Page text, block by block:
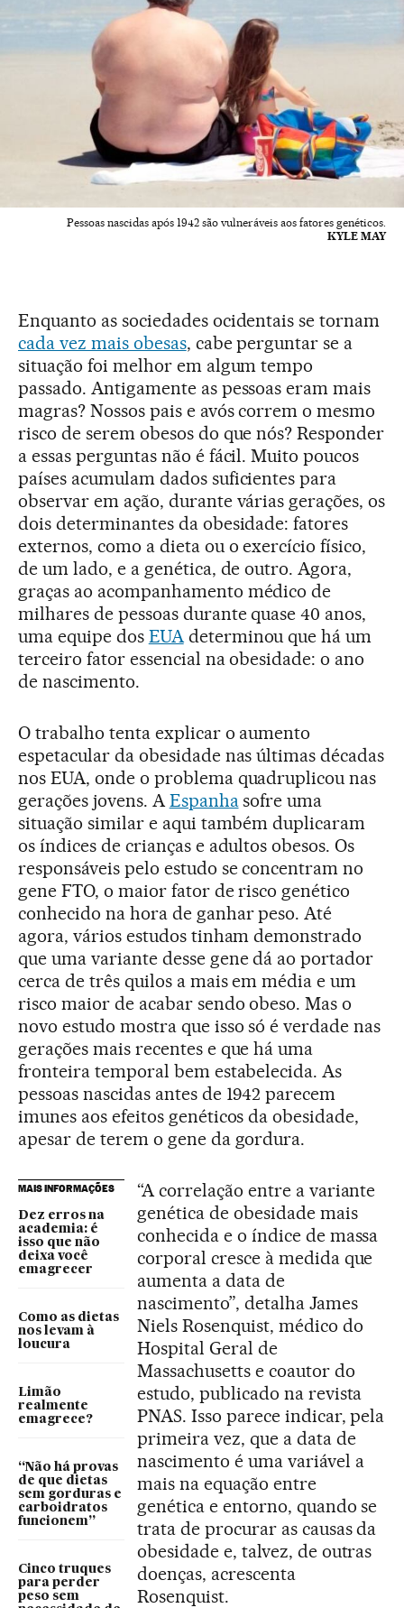
Pessoas nascidas após 1942 são vulneráveis aos fatores genéticos.
KYLE MAY
Enquanto as sociedades ocidentais se tornam
cada vez mais obesas, cabe perguntar se a
situação foi melhor em algum tempo
passado. Antigamente as pessoas eram mais
magras? Nossos pais e avós correm o mesmo
risco de serem obesos do que nós? Responder
a essas perguntas não é fácil. Muito poucos
países acumulam dados suficientes para
observar em ação, durante várias gerações, os
dois determinantes da obesidade: fatores
externos, como a dieta ou o exercício físico,
de um lado, e a genética, de outro. Agora,
graças ao acompanhamento médico de
milhares de pessoas durante quase 40 anos,
uma equipe dos EUAdeterminou que há um
terceiro fator essencial na obesidade: o ano
de nascimento.
O trabalho tenta explicar o aumento
espetacular da obesidade nas últimas décadas
nos EUA, onde o problema quadruplicou nas
gerações jovens. AEspanhasofre uma
situação similar e aqui também duplicaram
os índices de crianças e adultos obesos. Os
responsáveis pelo estudo se concentram no
gene FTO, o maior fator de risco genético
conhecido na hora de ganhar peso. Até
agora, vários estudos tinham demonstrado
que uma variante desse gene dá ao portador
cerca de três quilos a mais em média e um
risco maior de acabar sendo obeso. Mas o
novo estudo mostra que isso só é verdade nas
gerações mais recentes e que há uma
fronteira temporal bem estabelecida. As
pessoas nascidas antes de 1942 parecem
imunes aos efeitos genéticos da obesidade,
apesar de terem o gene da gordura.
MAIS INFORMAÇÕES
Dez erros na
academia: é
isso que não
deixa você
emagrecer
Como as dietas
nos levam à
loucura
Limão
realmente
emagrece?
“Não há provas
de que dietas
sem gorduras e
carboidratos
funcionem”
Cinco truques
para perder
peso sem
“A correlação entre a variante
genética de obesidade mais
conhecida e o índice de massa
corporal cresce à medida que
aumenta a data de
nascimento”, detalha James
Niels Rosenquist, médico do
Hospital Geral de
Massachusetts e coautor do
estudo, publicado na revista
PNAS. Isso parece indicar, pela
primeira vez, que a data de
nascimento é uma variável a
mais na equação entre
genética e entorno, quando se
trata de procurar as causas da
obesidade e, talvez, de outras
doenças, acrescenta
Rosenquist.